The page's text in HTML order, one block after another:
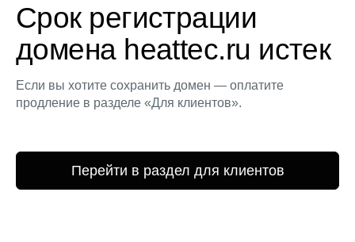
Срок регистрации
домена heattec.ru истек
Если вы хотите сохранить домен — оплатите
продление в разделе «Для клиентов».
Перейти в раздел для клиентов